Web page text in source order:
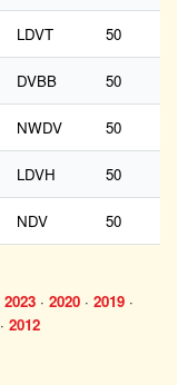
LDVT 50
DVBB 50
NWDV 50
LDVH 50
NDV 50
2023 · 2020 · 2019 ·
· 2012